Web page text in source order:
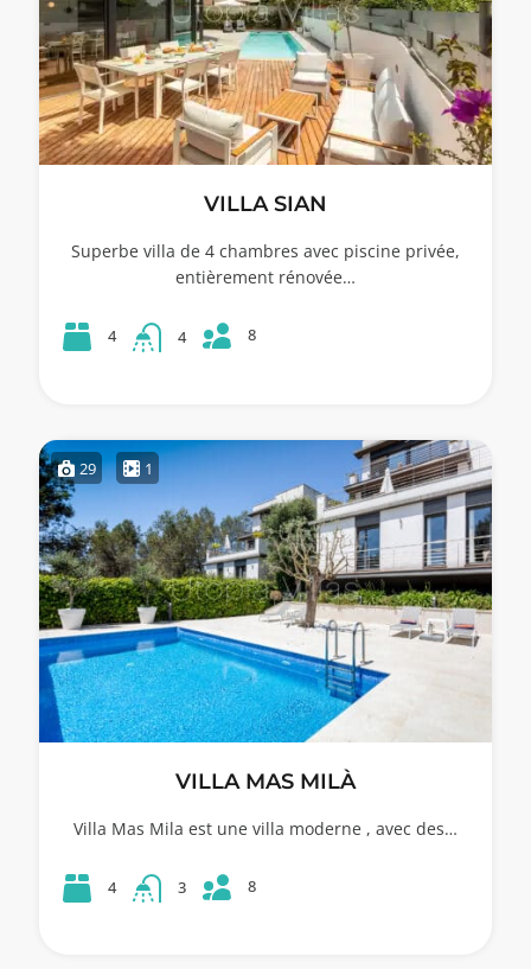
VILLA SIAN
Superbe villa de 4 chambres avec piscine privée,
entièrement rénovée…
4 4 8
29 1
VILLA MAS MILÀ
Villa Mas Mila est une villa moderne , avec des…
4 3 8